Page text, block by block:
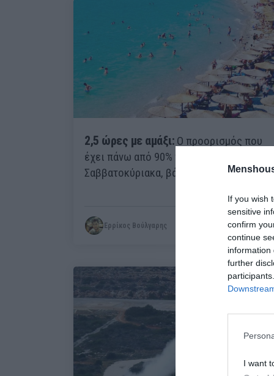
If you wish
sensitive
confirm
continue
information
further
I want
2,5 ώρες με αμάξι: Ο προορισμός που
έχει πάνω από 90% πληρότητα τα
Σαββατοκύριακα, βάζει κάτω τα νησιά
Ερρίκος Βούλγαρης